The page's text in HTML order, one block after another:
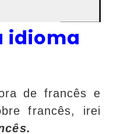
idioma
de francês e
francês, irei